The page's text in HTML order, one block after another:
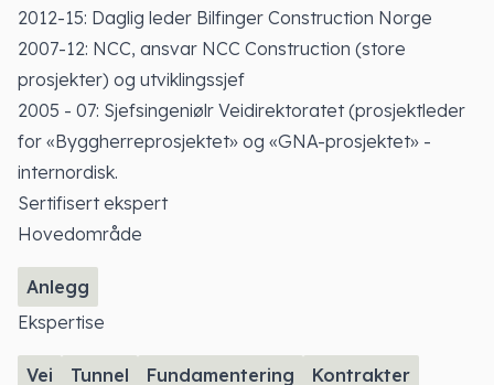
2012-15: Daglig leder Bilfinger Construction Norge
2007-12: NCC, ansvar NCC Construction (store
prosjekter) og utviklingssjef
2005 - 07: Sjefsingeniølr Veidirektoratet (prosjektleder
for «Byggherreprosjektet» og «GNA-prosjektet» -
internordisk.
Sertifisert ekspert
Hovedområde
Anlegg
Ekspertise
Vei Tunnel Fundamentering
Kontrakter